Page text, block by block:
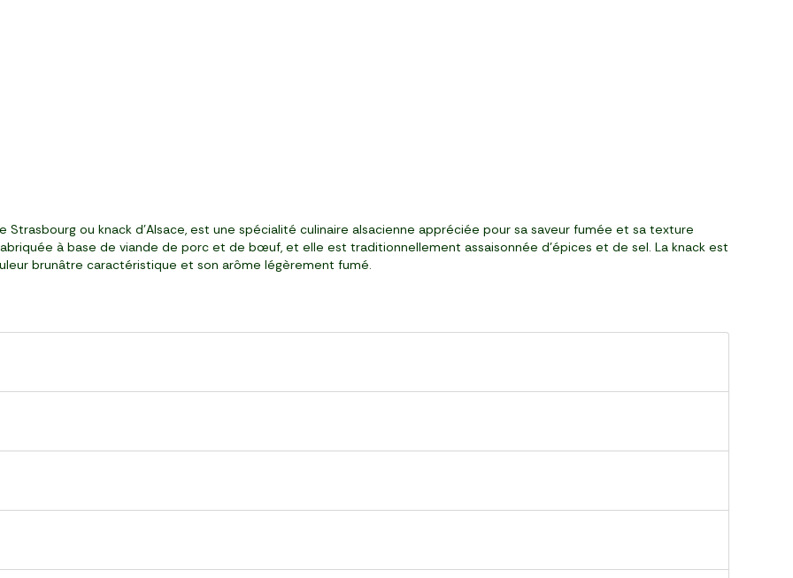
Strasbourg ou knack d'Alsace, est une spécialité culinaire alsacienne appréciée pour sa saveur fumée et sa texture
à base de viande de porc et de bœuf, et elle est traditionnellement assaisonnée d'épices et de sel. La knack est
brunâtre caractéristique et son arôme légèrement fumé.